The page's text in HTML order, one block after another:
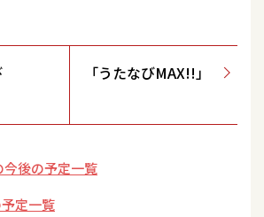
「うたなびMAX!!」
今後の予定一覧
定一覧